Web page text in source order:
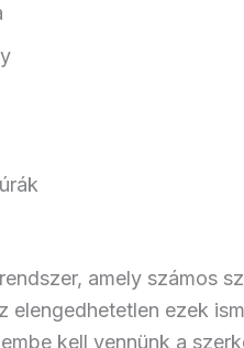
amely számos
ezek
kell vennünk a